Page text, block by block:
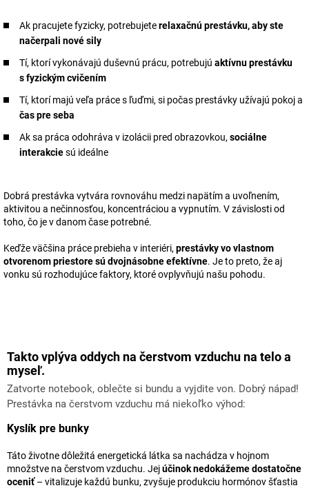
Ak pracujete fyzicky, potrebujeterelaxačnú prestávku, aby ste
načerpali nové sily
Tí, ktorí vykonávajú duševnú prácu, potrebujú aktívnu prestávku
s fyzickým cvičením
Tí, ktorí majú veľa práce s ľuďmi, si počas prestávky užívajú pokoj a
čas pre seba
Ak sa práca odohráva v izolácii pred obrazovkou, sociálne
interakciesú ideálne
Dobrá prestávka vytvára rovnováhu medzi napätím a uvoľnením,
aktivitou a nečinnosťou, koncentráciou a vypnutím. V závislosti od
toho, čo je v danom čase potrebné.
Keďže väčšina práce prebieha v interiéri, prestávky vo vlastnom
otvorenom priestore sú dvojnásobne efektívne. Je to preto, že aj
vonku sú rozhodujúce faktory, ktoré ovplyvňujú našu pohodu.
Takto vplýva oddych na čerstvom vzduchu na telo a
myseľ.
Zatvorte notebook, oblečte si bundu a vyjdite von. Dobrý nápad!
Prestávka na čerstvom vzduchu má niekoľko výhod:
Kyslík pre bunky
Táto životne dôležitá energetická látka sa nachádza v hojnom
množstve na čerstvom vzduchu. Jejúčinok nedokážeme dostatočne
oceniť– vitalizuje každú bunku, zvyšuje produkciu hormónov šťastia